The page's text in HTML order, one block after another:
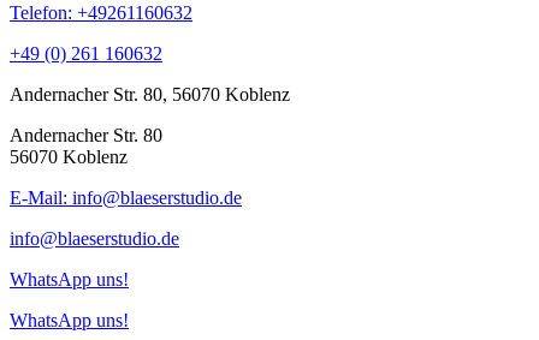
Telefon: +49261160632
+49 (0) 261 160632
Andernacher Str. 80, 56070 Koblenz
Andernacher Str. 80
56070 Koblenz
E-Mail: info@blaeserstudio.de
info@blaeserstudio.de
WhatsApp uns!
WhatsApp uns!